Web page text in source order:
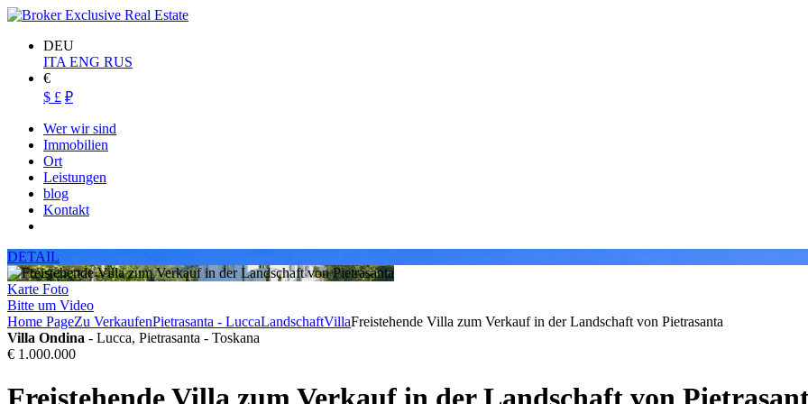
DEU
ITA ENG RUS
€
$ £ ₽
Wer wir sind
Immobilien
Ort
Leistungen
blog
Kontakt
DETAIL
Karte Foto
Bitte um Video
Home PageZu VerkaufenPietrasanta - LuccaLandschaftVillaFreistehende Villa zum Verkauf in der Landschaft von Pietrasanta
Villa Ondina - Lucca, Pietrasanta - Toskana
€ 1.000.000